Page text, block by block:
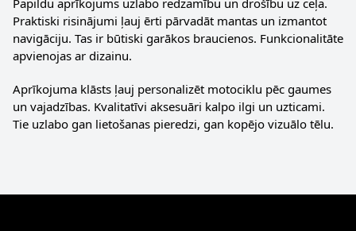
Papildu aprīkojums uzlabo redzamību un drošību uz ceļa.
Praktiski risinājumi ļauj ērti pārvadāt mantas un izmantot
navigāciju. Tas ir būtiski garākos braucienos. Funkcionalitāte
apvienojas ar dizainu.
Aprīkojuma klāsts ļauj personalizēt motociklu pēc gaumes
un vajadzības. Kvalitatīvi aksesuāri kalpo ilgi un uzticami.
Tie uzlabo gan lietošanas pieredzi, gan kopējo vizuālo tēlu.